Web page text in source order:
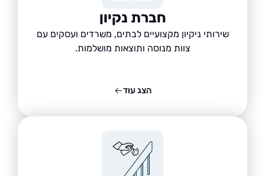
חברת נקיון
שירותי ניקיון מקצועיים לבתים, משרדים ועסקים עם
צוות מנוסה ותוצאות מושלמות.